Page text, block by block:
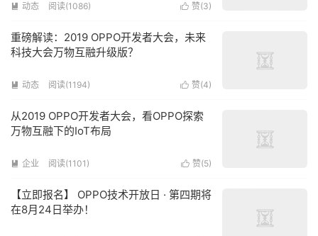
 赞(3)
 动态 阅读(1086)
重磅解读：2019 OPPO开发者大会，未来
科技大会万物互融升级版？
 赞(4)
 动态 阅读(1194)
从2019 OPPO开发者大会，看OPPO探索
万物互融下的IoT布局
 赞(5)
 企业 阅读(1101)
【立即报名】 OPPO技术开放日 · 第四期将
在8月24日举办！